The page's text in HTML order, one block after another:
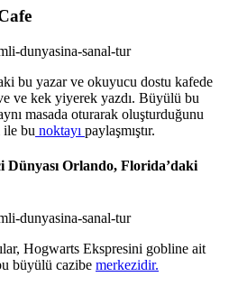
bu yazar ve okuyucu dostu kafede
ve kek yiyerek yazdı. Büyülü bu
masada oturarak oluşturduğunu
ile bu noktayı paylaşmıştır.
Dünyası Orlando, Florida’daki
Hogwarts Ekspresini gobline ait
büyülü cazibe merkezidir.